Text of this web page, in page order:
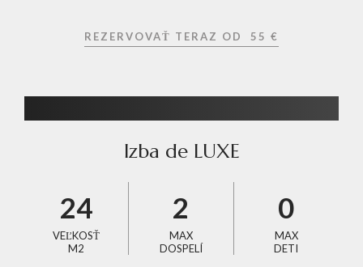
REZERVOVAŤ TERAZ OD 55 €
Izba de LUXE
24
VEĽKOSŤ
M2
2
MAX
DOSPELÍ
0
MAX
DETI